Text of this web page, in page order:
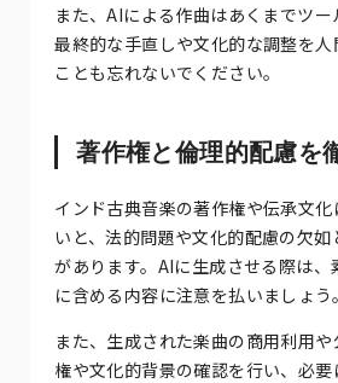
また、AIによる作曲はあくまでツー
最終的な手直しや文化的な調整を人
ことも忘れないでください。
著作権と倫理的配慮を
インド古典音楽の著作権や伝承文
いと、法的問題や文化的配慮の欠
があります。AIに生成させる際は、
に含める内容に注意を払いましょう。
また、生成された楽曲の商用利用
権や文化的背景の確認を行い、必